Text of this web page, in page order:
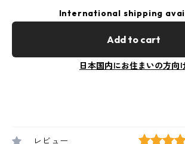
International shipping
Add to cart
日本国内にお住まいの方向
レビュー